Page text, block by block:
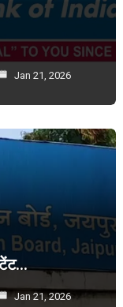
Jan 21, 2026
Jan 21, 2026